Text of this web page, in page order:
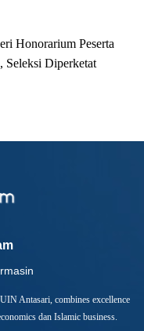
Honorarium Peserta
Seleksi Diperketat
Antasari, combines excellence
dan Islamic business.